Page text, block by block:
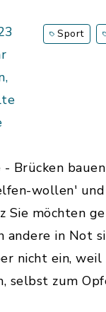
Sport
Brücken bauen
wollen' und
Sie möchten
andere in Not
nicht ein, weil
selbst zum